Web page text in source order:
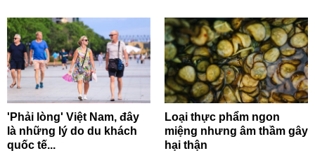
'Phải lòng' Việt Nam, đây
là những lý do du khách
quốc tế...
Loại thực phẩm ngon
miệng nhưng âm thầm gây
hại thận